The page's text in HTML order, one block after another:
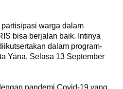
warga dalam
bisa berjalan baik. Intinya
dalam program-
Yana, Selasa 13 September
pandemi Covid-19 yang